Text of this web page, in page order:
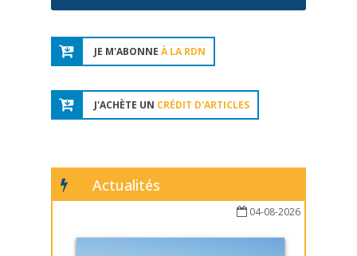
JE M'ABONNE À LA RDN
J'ACHÈTE UN CRÉDIT D'ARTICLES
Actualités
04-08-2026